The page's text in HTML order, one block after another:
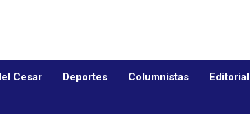
Cesar Deportes Columnistas Editorial